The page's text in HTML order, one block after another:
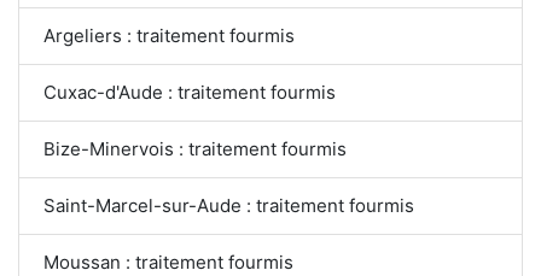
Argeliers : traitement fourmis
Cuxac-d'Aude : traitement fourmis
Bize-Minervois : traitement fourmis
Saint-Marcel-sur-Aude : traitement fourmis
Moussan : traitement fourmis